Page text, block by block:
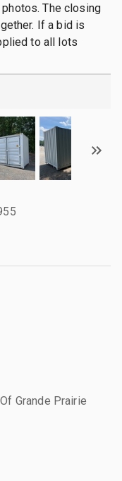
The closing
If a bid is
to all lots
Grande Prairie